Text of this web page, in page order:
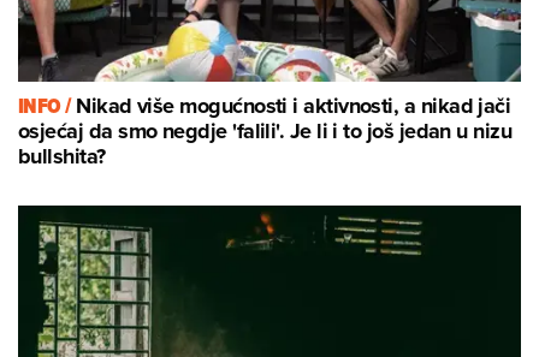
INFO /Nikad više mogućnosti i aktivnosti, a nikad jači
osjećaj da smo negdje 'falili'. Je li i to još jedan u nizu
bullshita?